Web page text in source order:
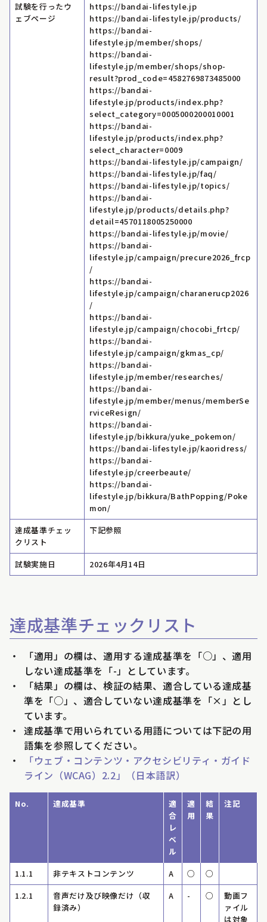
試験を行ったウ
ェブページ
https://bandai-lifestyle.jp
https://bandai-lifestyle.jp/products/
https://bandai-
lifestyle.jp/member/shops/
https://bandai-
lifestyle.jp/member/shops/shop-
result?prod_code=4582769873485000
https://bandai-
lifestyle.jp/products/index.php?
select_category=0005000200010001
https://bandai-
lifestyle.jp/products/index.php?
select_character=0009
https://bandai-lifestyle.jp/campaign/
https://bandai-lifestyle.jp/faq/
https://bandai-lifestyle.jp/topics/
https://bandai-
lifestyle.jp/products/details.php?
detail=4570118005250000
https://bandai-lifestyle.jp/movie/
https://bandai-
lifestyle.jp/campaign/precure2026_frcp
/
https://bandai-
lifestyle.jp/campaign/charanerucp2026
/
https://bandai-
lifestyle.jp/campaign/chocobi_frtcp/
https://bandai-
lifestyle.jp/campaign/gkmas_cp/
https://bandai-
lifestyle.jp/member/researches/
https://bandai-
lifestyle.jp/member/menus/memberSe
rviceResign/
https://bandai-
lifestyle.jp/bikkura/yuke_pokemon/
https://bandai-lifestyle.jp/kaoridress/
https://bandai-
lifestyle.jp/creerbeaute/
https://bandai-
lifestyle.jp/bikkura/BathPopping/Poke
mon/
達成基準チェッ
クリスト
下記参照
試験実施日 2026年4月14日
達成基準チェックリスト
・
「適用」の欄は、適用する達成基準を「○」、適用
しない達成基準を「-」としています。
・
「結果」の欄は、検証の結果、適合している達成基
準を「○」、適合していない達成基準を「×」とし
ています。
・ 達成基準で用いられている用語については下記の用
語集を参照してください。
・
「ウェブ・コンテンツ・アクセシビリティ・ガイド
ライン（WCAG）2.2」（日本語訳）
No. 達成基準
適
合
レ
ベ
ル
適
用
結
果
注記
1.1.1 非テキストコンテンツ A ○
○
1.2.1
音声だけ及び映像だけ（収
録済み）
A - ○
動画フ
ァイル
は対象